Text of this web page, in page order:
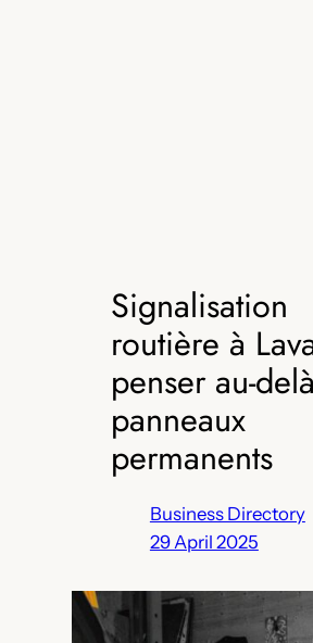
Signalisation
routière à
penser au-
panneaux
permanents
Business Directory
29 April 2025